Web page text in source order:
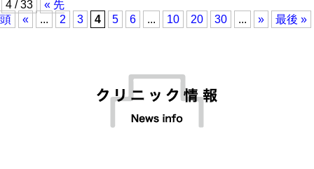
4 / 33
« 先
頭
« ... 2 3 4 5 6 ... 10 20 30 ... » 最後 »